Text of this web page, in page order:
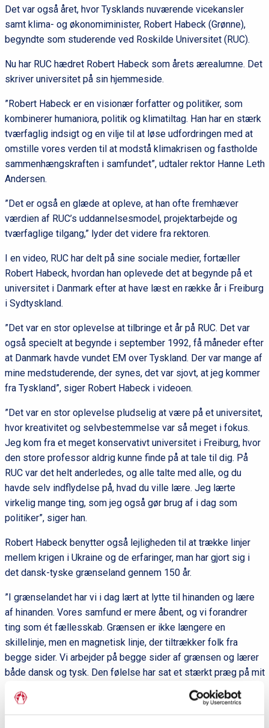
Det var også året, hvor Tysklands nuværende vicekansler
samt klima- og økonomiminister, Robert Habeck (Grønne),
begyndte som studerende ved Roskilde Universitet (RUC).
Nu har RUC hædret Robert Habeck som årets ærealumne. Det
skriver universitet på sin hjemmeside.
”Robert Habeck er en visionær forfatter og politiker, som
kombinerer humaniora, politik og klimatiltag. Han har en stærk
tværfaglig indsigt og en vilje til at løse udfordringen med at
omstille vores verden til at modstå klimakrisen og fastholde
sammenhængskraften i samfundet”, udtaler rektor Hanne Leth
Andersen.
”Det er også en glæde at opleve, at han ofte fremhæver
værdien af RUC’s uddannelsesmodel, projektarbejde og
tværfaglige tilgang,” lyder det videre fra rektoren.
I en video, RUC har delt på sine sociale medier, fortæller
Robert Habeck, hvordan han oplevede det at begynde på et
universitet i Danmark efter at have læst en række år i Freiburg
i Sydtyskland.
”Det var en stor oplevelse at tilbringe et år på RUC. Det var
også specielt at begynde i september 1992, få måneder efter
at Danmark havde vundet EM over Tyskland. Der var mange af
mine medstuderende, der synes, det var sjovt, at jeg kommer
fra Tyskland”, siger Robert Habeck i videoen.
”Det var en stor oplevelse pludselig at være på et universitet,
hvor kreativitet og selvbestemmelse var så meget i fokus.
Jeg kom fra et meget konservativt universitet i Freiburg, hvor
den store professor aldrig kunne finde på at tale til dig. På
RUC var det helt anderledes, og alle talte med alle, og du
havde selv indflydelse på, hvad du ville lære. Jeg lærte
virkelig mange ting, som jeg også gør brug af i dag som
politiker”, siger han.
Robert Habeck benytter også lejligheden til at trække linjer
mellem krigen i Ukraine og de erfaringer, man har gjort sig i
det dansk-tyske grænseland gennem 150 år.
”I grænselandet har vi i dag lært at lytte til hinanden og lære
af hinanden. Vores samfund er mere åbent, og vi forandrer
ting som ét fællesskab. Grænsen er ikke længere en
skillelinje, men en magnetisk linje, der tiltrækker folk fra
begge sider. Vi arbejder på begge sider af grænsen og lærer
både dansk og tysk. Den følelse har sat et stærkt præg på mit